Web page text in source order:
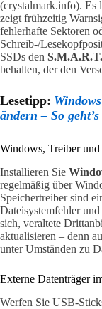
(crystalmark.info). Es
zeigt frühzeitig
fehlerhafte Sektoren
Schreib-/
SSDs den
behalten, der den
Lesetipp:
ändern – So geht’s
Windows, Treiber
Installieren Sie
regelmäßig über
Speichertreiber sind
Dateisystemfehler
sich, veraltete
aktualisieren – denn
unter Umständen zu
Externe Datenträger
Werfen Sie USB-